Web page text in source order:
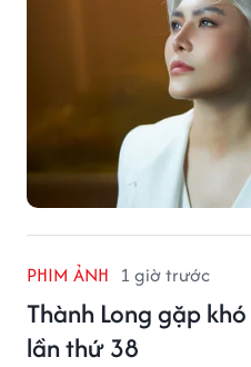
PHIM ẢNH 1 giờ trước
Thành Long gặp
lần thứ 38